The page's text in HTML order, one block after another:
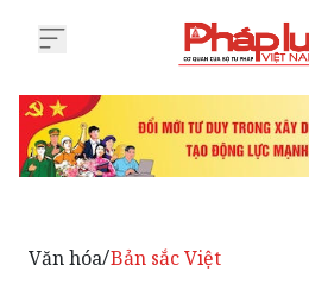
Văn hóa/Bản sắc Việt